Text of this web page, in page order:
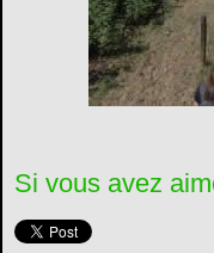
Si vous avez